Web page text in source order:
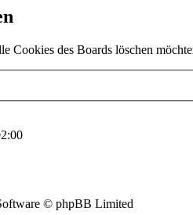
Cookies des Boards löschen
© phpBB Limited